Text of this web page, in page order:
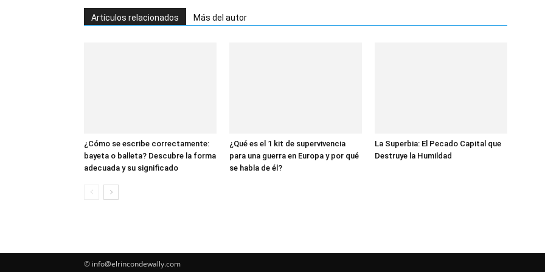
Artículos relacionados Más del autor
¿Cómo se escribe correctamente:
bayeta o balleta? Descubre la forma
adecuada y su significado
¿Qué es el 1 kit de supervivencia
para una guerra en Europa y por qué
se habla de él?
La Superbia: El Pecado Capital que
Destruye la Humildad
© info@elrincondewally.com